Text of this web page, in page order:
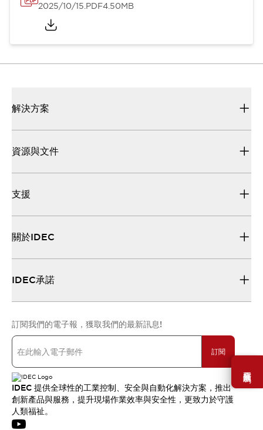
需要幫助嗎？
2025/10/15.PDF4.50MB
解決方案
資源與文件
支援
關於IDEC
IDEC承諾
訂閱我們的電子報，獲取我們的最新訊息!
訂閱
IDEC 提供全球性的工業控制、安全與自動化解決方案，推出
創新產品與服務，提升現場作業效率與安全性，更致力於守護
人類福祉。